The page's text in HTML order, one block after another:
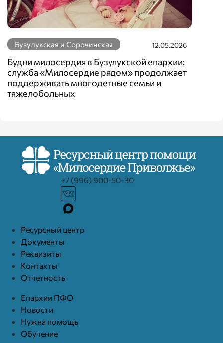
Бузулукская и Сорочинская 12.05.2026
Будни милосердия в Бузулукской епархии:
служба «Милосердие рядом» продолжает
поддерживать многодетные семьи и
тяжелобольных
+7 (996) 900-50-30
Ресурcный центр
Документы
Реквизиты
Контакты
Отчетность
Епархии ПФО
Новости
Нужна помощь
Обучение